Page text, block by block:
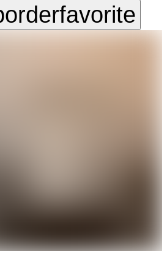
favorite